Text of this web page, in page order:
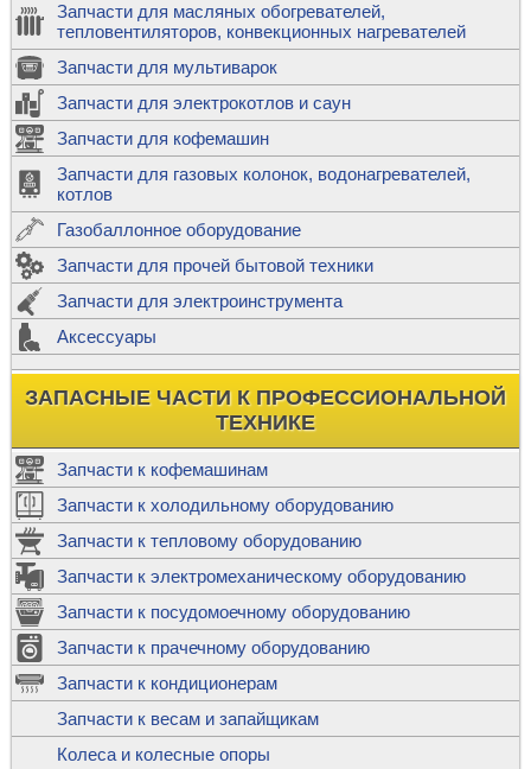
Запчасти для масляных обогревателей,
тепловентиляторов, конвекционных нагревателей
Запчасти для мультиварок
Запчасти для электрокотлов и саун
Запчасти для кофемашин
Запчасти для газовых колонок, водонагревателей,
котлов
Газобаллонное оборудование
Запчасти для прочей бытовой техники
Запчасти для электроинструмента
Аксессуары
ЗАПАСНЫЕ ЧАСТИ К ПРОФЕССИОНАЛЬНОЙ
ТЕХНИКЕ
Запчасти к кофемашинам
Запчасти к холодильному оборудованию
Запчасти к тепловому оборудованию
Запчасти к электромеханическому оборудованию
Запчасти к посудомоечному оборудованию
Запчасти к прачечному оборудованию
Запчасти к кондиционерам
Запчасти к весам и запайщикам
Колеса и колесные опоры